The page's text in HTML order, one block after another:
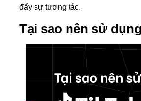
đẩy sự tương tác.
Tại sao nên sử